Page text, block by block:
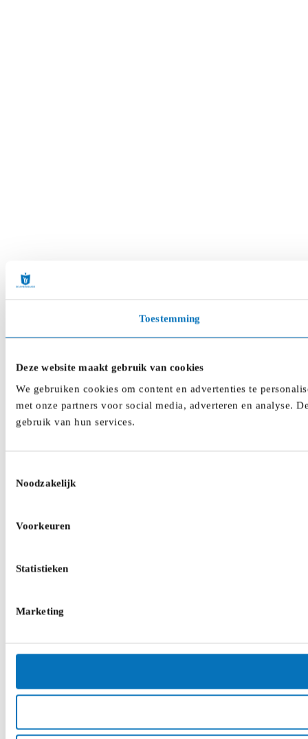
Toestemming
Deze website maakt gebruik van cookies
We gebruiken cookies om content en advertenties te
met onze partners voor social media, adverteren en analyse.
gebruik van hun services.
Noodzakelijk
Voorkeuren
Statistieken
Marketing